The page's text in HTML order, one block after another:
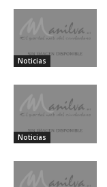
Noticias
Noticias